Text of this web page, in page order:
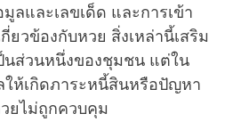
ลและเลขเด็ด และการเข้า
ยวข้องกับหวย สิ่งเหล่านี้เสริม
นส่วนหนึ่งของชุมชน แต่ใน
ห้เกิดภาระหนี้สินหรือปัญหา
ยไม่ถูกควบคุม